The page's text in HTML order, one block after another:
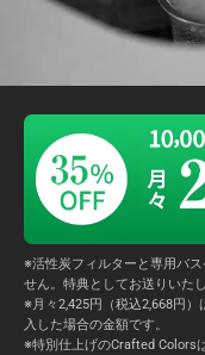
※活性炭フィルターと専用バ
せん。特典としてお送りいたし
※月々2,425円（税込2,668円
入した場合の金額です。
※特別仕上げのCrafted Colors